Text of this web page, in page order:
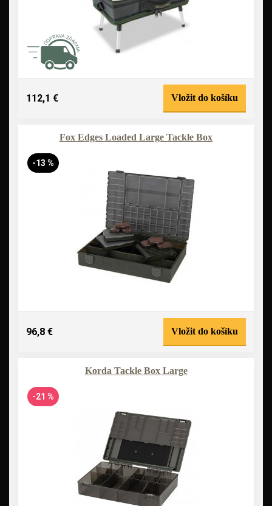
112,1 € Vložit do košíku
Fox Edges Loaded Large Tackle Box
-13 %
96,8 € Vložit do košíku
Korda Tackle Box Large
-21 %